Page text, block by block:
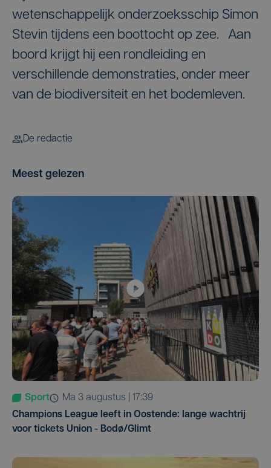
wetenschappelijk onderzoeksschip Simon
Stevin tijdens een boottocht op zee. Aan
boord krijgt hij een rondleiding en
verschillende demonstraties, onder meer
van de biodiversiteit en het bodemleven.
De redactie
Meest gelezen
Sport
ma 3 augustus | 17:39
Champions League leeft in Oostende: lange wachtrij
voor tickets Union - Bodø/Glimt